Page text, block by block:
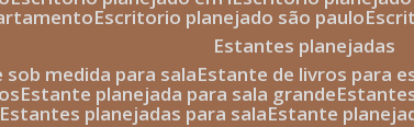
escritorio planejado são paulo
estantes planejadas
sob medida para sala estante de livros para
estante planejada para sala grande
estantes planejadas para sala estante